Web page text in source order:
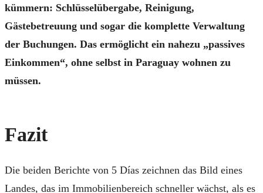
kümmern: Schlüsselübergabe, Reinigung,
Gästebetreuung und sogar die komplette Verwaltung
der Buchungen. Das ermöglicht ein nahezu „passives
Einkommen“, ohne selbst in Paraguay wohnen zu
müssen.
Fazit
Die beiden Berichte von 5 Días zeichnen das Bild eines
Landes, das im Immobilienbereich schneller wächst, als es